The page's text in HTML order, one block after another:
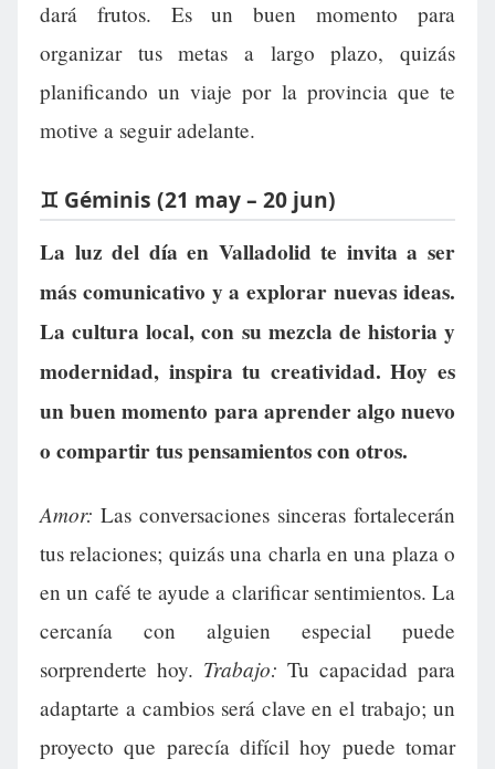
dará frutos. Es un buen momento para
organizar tus metas a largo plazo, quizás
planificando un viaje por la provincia que te
motive a seguir adelante.
♊ Géminis (21 may – 20 jun)
La luz del día en Valladolid te invita a ser
más comunicativo y a explorar nuevas ideas.
La cultura local, con su mezcla de historia y
modernidad, inspira tu creatividad. Hoy es
un buen momento para aprender algo nuevo
o compartir tus pensamientos con otros.
Amor: Las conversaciones sinceras fortalecerán
tus relaciones; quizás una charla en una plaza o
en un café te ayude a clarificar sentimientos. La
cercanía con alguien especial puede
sorprenderte hoy. Trabajo: Tu capacidad para
adaptarte a cambios será clave en el trabajo; un
proyecto que parecía difícil hoy puede tomar